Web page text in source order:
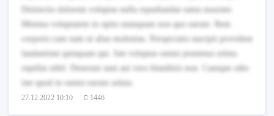
Distinctio dolorem voluptas nulla repudiandae natus maxime.
Minima voluptatem in optio numquam non quo earum. Rem
corporis cum nam ut alias molestias. Perspiciatis suscipit provident
laudantium quisquam qui. Iste voluptas omnis possimus soluta
repellat nihil. Deserunt sunt aut vero blanditiis non. Cumque odio
iste quod in omnis earum soluta.
27.12.2022 10:10 1446